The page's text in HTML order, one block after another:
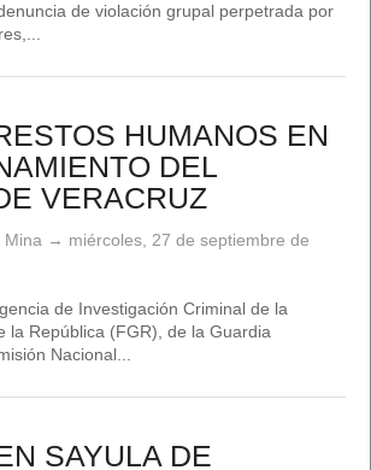
de violación grupal perpetrada por
HUMANOS EN
DEL
VERACRUZ
Mina → miércoles, 27 de septiembre de
de Investigación Criminal de la
la República (FGR), de la Guardia
Nacional...
SAYULA DE